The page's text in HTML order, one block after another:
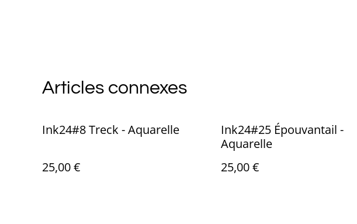
Articles connexes
Ink24#8 Treck - Aquarelle
25,00 €
Ink24#25 Épouvantail -
Aquarelle
25,00 €